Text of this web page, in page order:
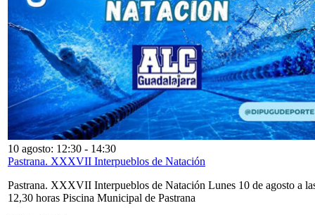
10 agosto: 12:30 - 14:30
Pastrana. XXXVII Interpueblos de Natación
Pastrana. XXXVII Interpueblos de Natación Lunes 10 de agosto a
12,30 horas Piscina Municipal de Pastrana